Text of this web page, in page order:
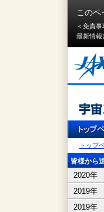
この
＜免責
最新情報
トップ
皆様から
2020年
2019年
2019年